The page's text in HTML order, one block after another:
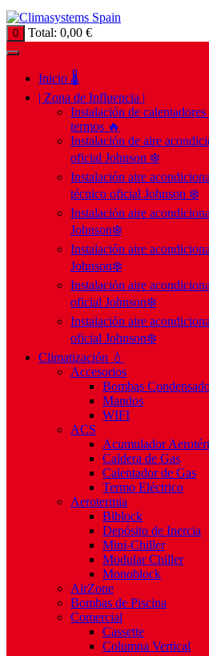
0 Total: 0,00 €
Inicio 🌡️
| Zona de Influencia |
Instalación de
termos 🔥
Instalación de aire
oficial Johnson ❄️
Instalación aire
técnico oficial Johnson ❄️
Instalación aire
Johnson❄️
Instalación aire
Johnson❄️
Instalación aire
oficial Johnson❄️
Instalación aire
oficial Johnson❄️
Climatización 💧
Accesorios
Bombas
Mandos
WIFI
ACS
Acumulador
Caldera de Gas
Calentador de Gas
Termo Eléctrico
Aerotermia
Biblock
Depósito de Inercia
Mini-Chiller
Modular Chiller
Monoblock
AirZone
Bombas de Piscina
Comercial
Cassette
Columna Vertical